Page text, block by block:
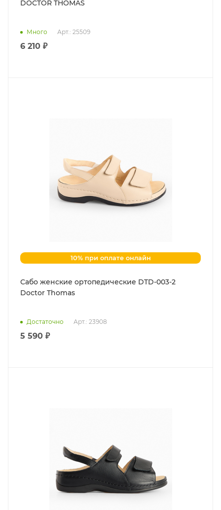
DOCTOR THOMAS
Много Арт.: 25509
6 210 ₽
10% при оплате онлайн
Сабо женские ортопедические DTD-003-2
Doctor Thomas
Достаточно Арт.: 23908
5 590 ₽